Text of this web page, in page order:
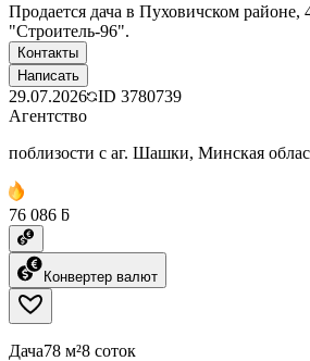
Продается дача в Пуховичском
"Строитель-96".
Контакты
Написать
29.07.2026 ID 3780739
Агентство
поблизости с аг. Шашки, Минская
76 086 ƃ
Конвертер валют
Дача78 м²8 соток